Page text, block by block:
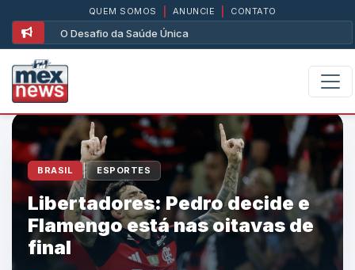
O Desafio da Saúde Única
QUEM SOMOS ANUNCIE CONTATO
BRASIL | ESPORTES
Libertadores: Pedro decide e
Flamengo está nas oitavas de
final